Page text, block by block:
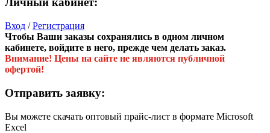
Вход /Регистрация
Чтобы Ваши заказы сохранялись в одном личном
кабинете, войдите в него, прежде чем делать заказ.
Внимание! Цены на сайте не являются публичной
офертой!
Отправить заявку:
Вы можете скачать оптовый прайс-лист в формате Microsoft
Excel